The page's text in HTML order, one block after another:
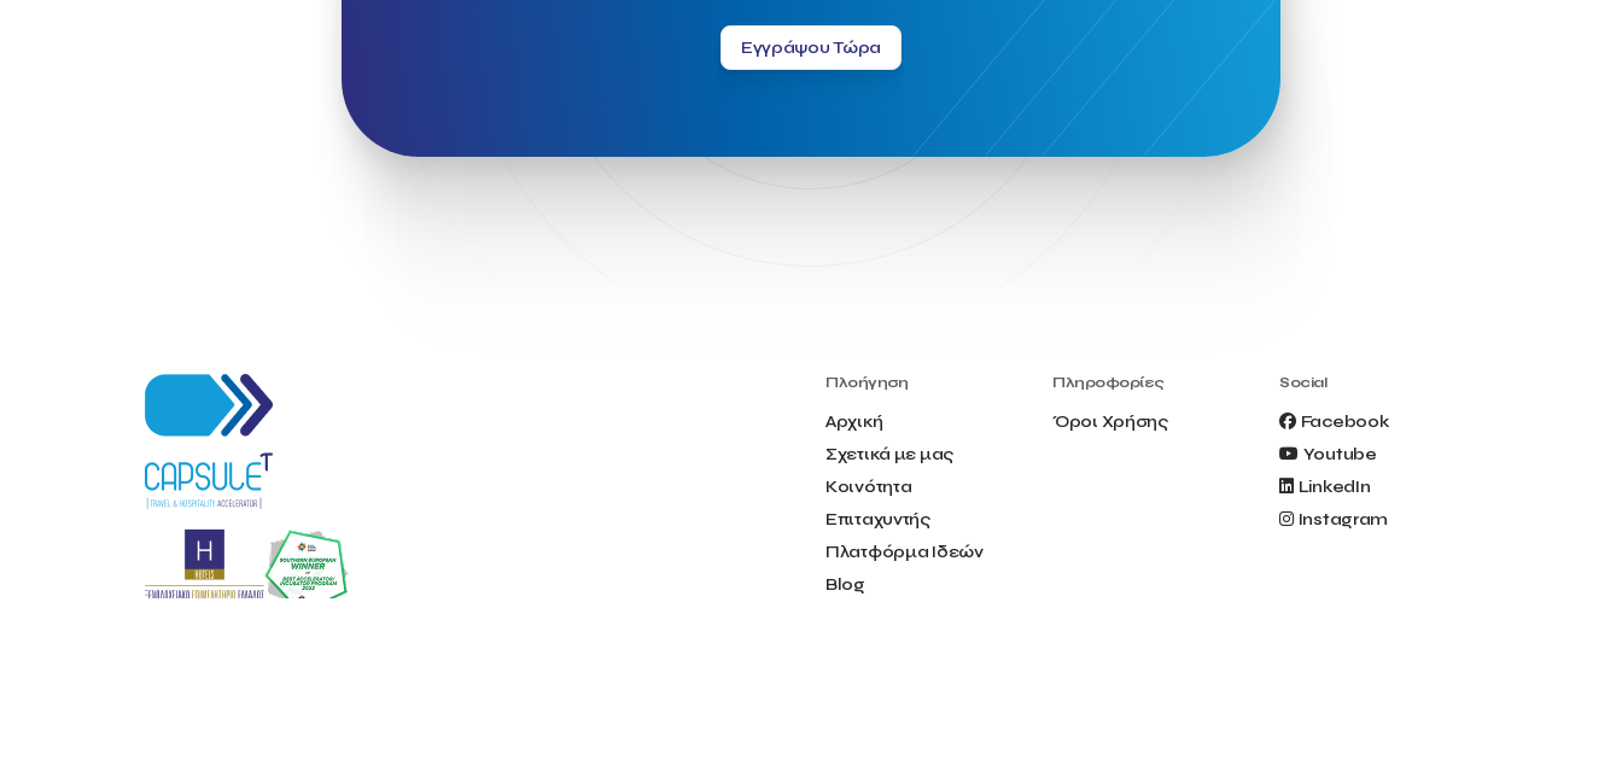
Business
Best accelerator
Best incubator
Bizrupt
Booths 34-35
Borrn
Boutique Hotel
Cactus Royal Spa & Resort Hotel.
Campsaround
Canaves Oia Suites
Creta Maris
Creta Palm
Culture
Deliverback
Εγγράψου Τώρα
Πλοήγηση
Αρχική
Σχετικά με μας
Κοινότητα
Επιταχυντής
Πλατφόρμα Ιδεών
Blog
Πληροφορίες
Όροι Χρήσης
Social
Facebook
Youtube
LinkedIn
Instagram